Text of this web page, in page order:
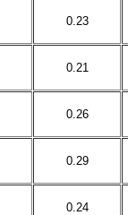
0.23
0.21
0.26
0.29
0.24